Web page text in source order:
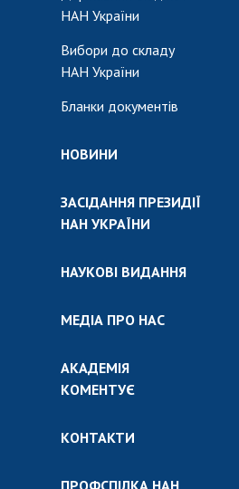
НАН України
Вибори до складу
НАН України
Бланки документів
НОВИНИ
ЗАСІДАННЯ ПРЕЗИДІЇ
НАН УКРАЇНИ
НАУКОВІ ВИДАННЯ
МЕДІА ПРО НАС
АКАДЕМІЯ
КОМЕНТУЄ
КОНТАКТИ
ПРОФСПІЛКА НАН